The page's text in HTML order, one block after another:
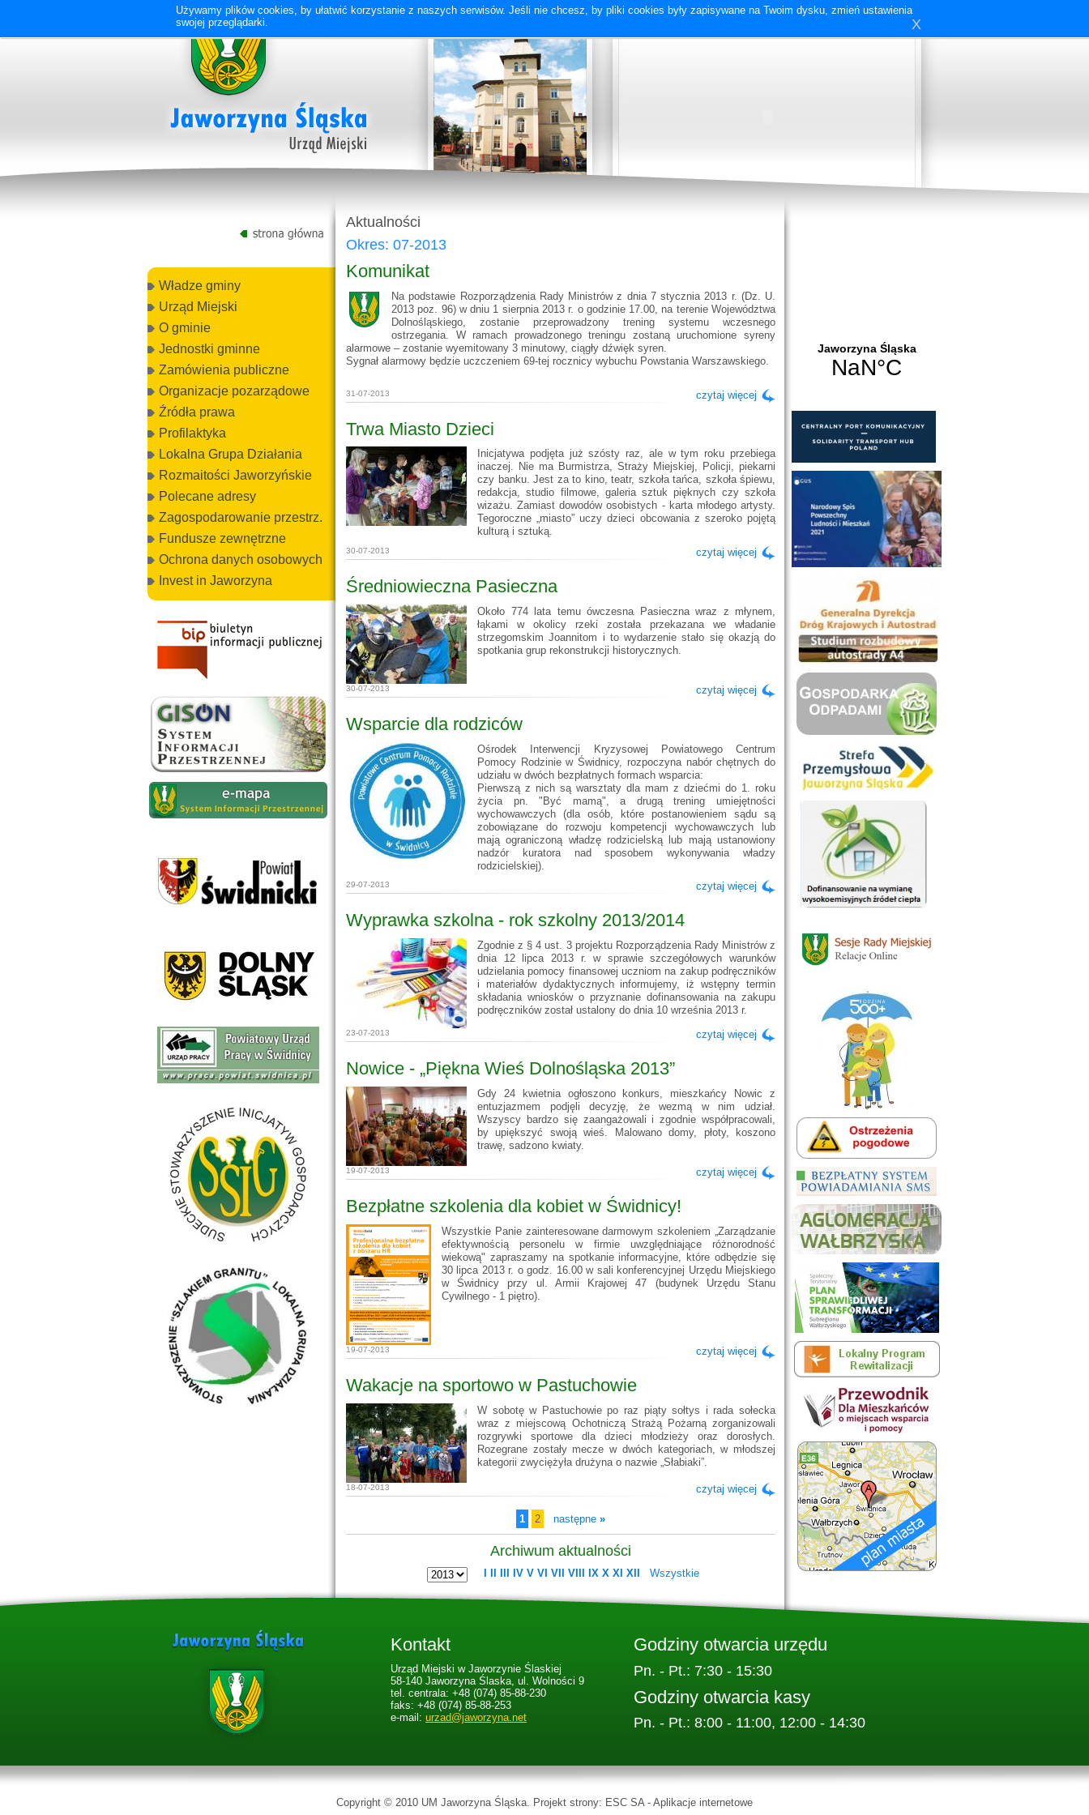
Władze gminy
Urząd Miejski
O gminie
Jednostki gminne
Zamówienia publiczne
Organizacje pozarządowe
Źródła prawa
Profilaktyka
Lokalna Grupa Działania
Rozmaitości Jaworzyńskie
Polecane adresy
Zagospodarowanie przestrz.
Fundusze zewnętrzne
Ochrona danych osobowych
Invest in Jaworzyna
Aktualności
Okres: 07-2013
Komunikat
Na podstawie Rozporządzenia Rady Ministrów z dnia 7 stycznia 2013 r. (Dz. U.
2013 poz. 96) w dniu 1 sierpnia 2013 r. o godzinie 17.00, na terenie Województwa
Dolnośląskiego, zostanie przeprowadzony trening systemu wczesnego
ostrzegania. W ramach prowadzonego treningu zostaną uruchomione syreny
alarmowe – zostanie wyemitowany 3 minutowy, ciągły dźwięk syren.
Sygnał alarmowy będzie uczczeniem 69-tej rocznicy wybuchu Powstania Warszawskiego.
31-07-2013 czytaj więcej
Trwa Miasto Dzieci
Inicjatywa podjęta już szósty raz, ale w tym roku przebiega
inaczej. Nie ma Burmistrza, Straży Miejskiej, Policji, piekarni
czy banku. Jest za to kino, teatr, szkoła tańca, szkoła śpiewu,
redakcja, studio filmowe, galeria sztuk pięknych czy szkoła
wizażu. Zamiast dowodów osobistych - karta młodego artysty.
Tegoroczne „miasto” uczy dzieci obcowania z szeroko pojętą
kulturą i sztuką.
30-07-2013 czytaj więcej
Średniowieczna Pasieczna
Około 774 lata temu ówczesna Pasieczna wraz z młynem,
łąkami w okolicy rzeki została przekazana we władanie
strzegomskim Joannitom i to wydarzenie stało się okazją do
spotkania grup rekonstrukcji historycznych.
30-07-2013 czytaj więcej
Wsparcie dla rodziców
Ośrodek Interwencji Kryzysowej Powiatowego Centrum
Pomocy Rodzinie w Świdnicy, rozpoczyna nabór chętnych do
udziału w dwóch bezpłatnych formach wsparcia:
Pierwszą z nich są warsztaty dla mam z dziećmi do 1. roku
życia pn. "Być mamą", a drugą trening umiejętności
wychowawczych (dla osób, które postanowieniem sądu są
zobowiązane do rozwoju kompetencji wychowawczych lub
mają ograniczoną władzę rodzicielską lub mają ustanowiony
nadzór kuratora nad sposobem wykonywania władzy
rodzicielskiej).
29-07-2013 czytaj więcej
Wyprawka szkolna - rok szkolny 2013/2014
Zgodnie z § 4 ust. 3 projektu Rozporządzenia Rady Ministrów z
dnia 12 lipca 2013 r. w sprawie szczegółowych warunków
udzielania pomocy finansowej uczniom na zakup podręczników
i materiałów dydaktycznych informujemy, iż wstępny termin
składania wniosków o przyznanie dofinansowania na zakupu
podręczników został ustalony do dnia 10 września 2013 r.
23-07-2013 czytaj więcej
Nowice - „Piękna Wieś Dolnośląska 2013”
Gdy 24 kwietnia ogłoszono konkurs, mieszkańcy Nowic z
entuzjazmem podjęli decyzję, że wezmą w nim udział.
Wszyscy bardzo się zaangażowali i zgodnie współpracowali,
by upiększyć swoją wieś. Malowano domy, płoty, koszono
trawę, sadzono kwiaty.
19-07-2013 czytaj więcej
Bezpłatne szkolenia dla kobiet w Świdnicy!
Wszystkie Panie zainteresowane darmowym szkoleniem „Zarządzanie
efektywnością personelu w firmie uwzględniające różnorodność
wiekową" zapraszamy na spotkanie informacyjne, które odbędzie się
30 lipca 2013 r. o godz. 16.00 w sali konferencyjnej Urzędu Miejskiego
w Świdnicy przy ul. Armii Krajowej 47 (budynek Urzędu Stanu
Cywilnego - 1 piętro).
19-07-2013 czytaj więcej
Wakacje na sportowo w Pastuchowie
W sobotę w Pastuchowie po raz piąty sołtys i rada sołecka
wraz z miejscową Ochotniczą Strażą Pożarną zorganizowali
rozgrywki sportowe dla dzieci młodzieży oraz dorosłych.
Rozegrane zostały mecze w dwóch kategoriach, w młodszej
kategorii zwyciężyła drużyna o nazwie „Słabiaki”.
18-07-2013 czytaj więcej
1 2 następne »
Archiwum aktualności
IV V VI VII VIII IX X XI XII Wszystkie
Kontakt
Urząd Miejski w Jaworzynie Ślaskiej
58-140 Jaworzyna Ślaska, ul. Wolności 9
tel. centrala: +48 (074) 85-88-230
faks: +48 (074) 85-88-253
e-mail: urzad@jaworzyna.net
Godziny otwarcia urzędu
Pn. - Pt.: 7:30 - 15:30
Godziny otwarcia kasy
Pn. - Pt.: 8:00 - 11:00, 12:00 - 14:30
Copyright © 2010 UM Jaworzyna Śląska. Projekt strony: ESC SA- Aplikacje internetowe
Używamy plików cookies, by ułatwić korzystanie z naszych serwisów. Jeśli nie chcesz, by pliki cookies były zapisywane na Twoim dysku, zmień ustawienia
swojej przeglądarki.
X